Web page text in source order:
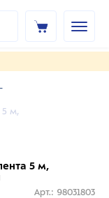
5 м,
5 м,
Арт.: 98031803